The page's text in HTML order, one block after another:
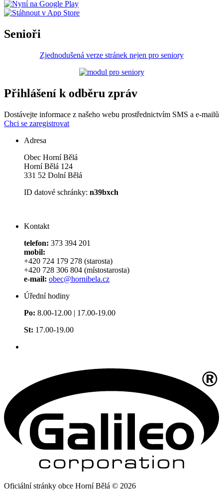
Senioři
Zjednodušená verze stránek nejen pro seniory
Přihlášení k odběru zpráv
Dostávejte informace z našeho webu prostřednictvím SMS a e-mailů
Chci se zaregistrovat
Adresa
Obec Horní Bělá
Horní Bělá 124
331 52 Dolní Bělá
ID datové schránky: n39bxch
Kontakt
telefon: 373 394 201
mobil:
+420 724 179 278 (starosta)
+420 728 306 804 (místostarosta)
e-mail: obec@hornibela.cz
Úřední hodiny
Po: 8.00-12.00 | 17.00-19.00
St: 17.00-19.00
Oficiální stránky obce Horní Bělá © 2026